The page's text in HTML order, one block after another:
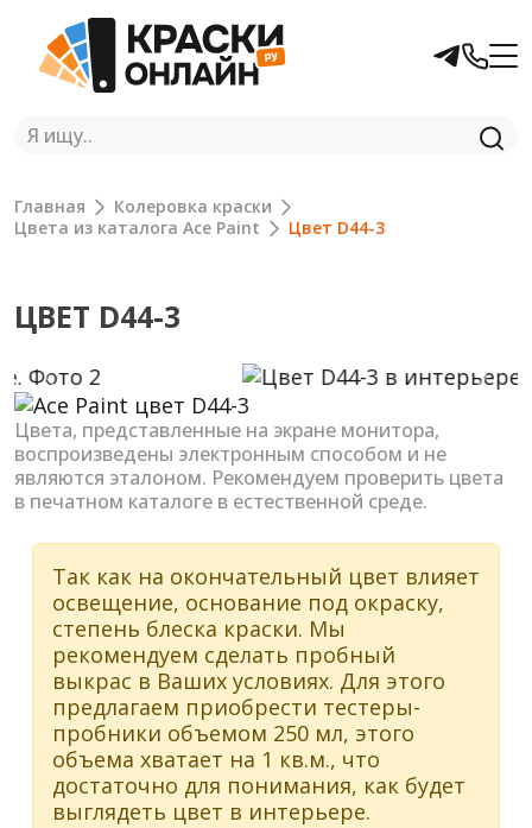
Главная
Колеровка краски
Цвета из каталога Ace Paint
Цвет D44-3
ЦВЕТ D44-3
Previous Next
Цвета, представленные на экране монитора,
воспроизведены электронным способом и не
являются эталоном. Рекомендуем проверить цвета
в печатном каталоге в естественной среде.
Так как на окончательный цвет влияет
освещение, основание под окраску,
степень блеска краски. Мы
рекомендуем сделать пробный
выкрас в Ваших условиях. Для этого
предлагаем приобрести тестеры-
пробники объемом 250 мл, этого
объема хватает на 1 кв.м., что
достаточно для понимания, как будет
выглядеть цвет в интерьере.